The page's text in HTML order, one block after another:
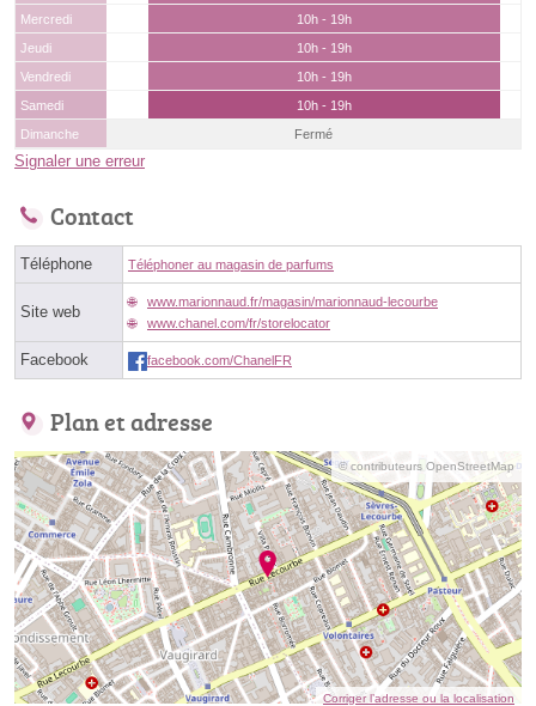
Mercredi
10h - 19h
Jeudi
10h - 19h
Vendredi
10h - 19h
Samedi
10h - 19h
Dimanche
Fermé
Signaler une erreur
Contact
Téléphone Téléphoner au magasin de parfums
Site web
www.marionnaud.fr/magasin/marionnaud-lecourbe
www.chanel.com/fr/storelocator
Facebook facebook.com/ChanelFR
Plan et adresse
© contributeurs OpenStreetMap
Corriger l’adresse ou la localisation